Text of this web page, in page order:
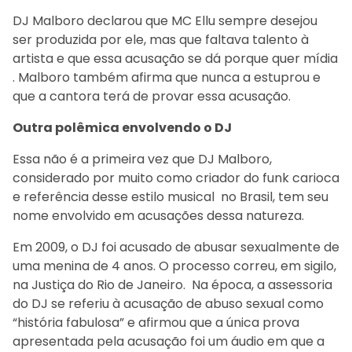
DJ Malboro declarou que MC Ellu sempre desejou
ser produzida por ele, mas que faltava talento à
artista e que essa acusação se dá porque quer mídia
. Malboro também afirma que nunca a estuprou e
que a cantora terá de provar essa acusação.
Outra polêmica envolvendo o DJ
Essa não é a primeira vez que DJ Malboro,
considerado por muito como criador do funk carioca
e referência desse estilo musical no Brasil, tem seu
nome envolvido em acusações dessa natureza.
Em 2009, o DJ foi acusado de abusar sexualmente de
uma menina de 4 anos. O processo correu, em sigilo,
na Justiça do Rio de Janeiro. Na época, a assessoria
do DJ se referiu à acusação de abuso sexual como
“história fabulosa” e afirmou que a única prova
apresentada pela acusação foi um áudio em que a